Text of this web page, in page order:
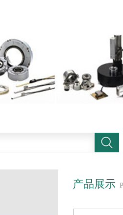
产品展示